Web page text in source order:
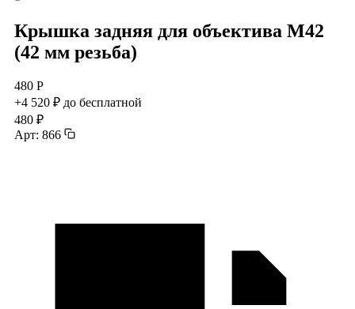
Крышка задняя для объектива М42
(42 мм резьба)
480 Р
+4 520 ₽ до бесплатной
480 ₽
Арт: 866